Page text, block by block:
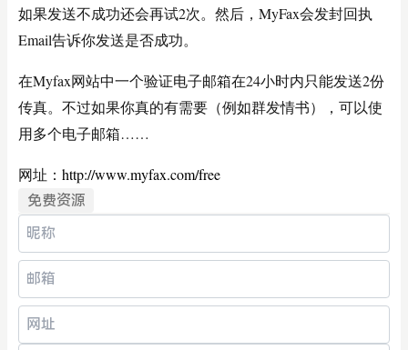
如果发送不成功还会再试2次。然后，MyFax会发封回执
Email告诉你发送是否成功。
在Myfax网站中一个验证电子邮箱在24小时内只能发送2份
传真。不过如果你真的有需要（例如群发情书），可以使
用多个电子邮箱……
网址： http://www.myfax.com/free
免费资源